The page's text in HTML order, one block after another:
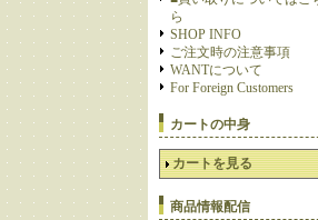
ら
SHOP INFO
ご注文時の注意事項
WANTについて
For Foreign Customers
カートの中身
カートを見る
商品情報配信